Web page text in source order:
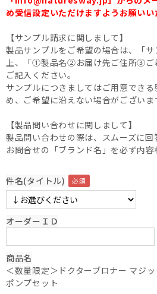
め受信設定いただけますようお願いい
【サンプル請求に関しまして】
製品サンプルをご希望の場合は、「
上、「①製品名②お届け先ご住所③ご
ご記入ください。
サンプルにつきましてはご用意でき
め、ご希望に沿えない場合がございま
【製品問い合わせに関しまして】
製品問い合わせの際は、スムーズに回
お問合せの「ブランド名」を必ず内容
件名(タイトル)
オーダーＩＤ
商品名
＜数量限定＞ドクターブロナー マジ
ポンプセット